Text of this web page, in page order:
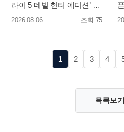
라이 5 데빌 헌터 에디션’ 패
키지 제품 8월 7일 예약판매
2026.08.06 조회 75
1 2 3 4
목록보기